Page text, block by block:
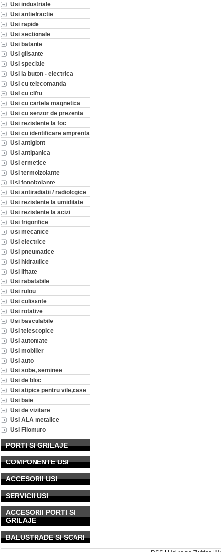
Usi industriale
Usi antiefractie
Usi rapide
Usi sectionale
Usi batante
Usi glisante
Usi speciale
Usi la buton - electrica
Usi cu telecomanda
Usi cu cifru
Usi cu cartela magnetica
Usi cu senzor de prezenta
Usi rezistente la foc
Usi cu identificare amprenta
Usi antiglont
Usi antipanica
Usi ermetice
Usi termoizolante
Usi fonoizolante
Usi antiradiatii / radiologice
Usi rezistente la umiditate
Usi rezistente la acizi
Usi frigorifice
Usi mecanice
Usi electrice
Usi pneumatice
Usi hidraulice
Usi liftate
Usi rabatabile
Usi rulou
Usi culisante
Usi rotative
Usi basculabile
Usi telescopice
Usi automate
Usi mobilier
Usi auto
Usi sobe, seminee
Usi de bloc
Usi atipice pentru vile,case
Usi baie
Usi de vizitare
Usi ALA metalice
Usi Filomuro
PORTI SI GRILAJE
COMPONENTE USI
ACCESORII USI
SERVICII USI
ACCESORII PORTI SI
GRILAJE
BALUSTRADE SI SCARI